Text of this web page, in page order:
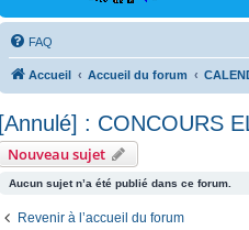
FAQ
Accueil Accueil du forum
[Annulé] : CONCOURS
Nouveau sujet
Aucun sujet n’a été publié dans ce forum.
Revenir à l’accueil du forum